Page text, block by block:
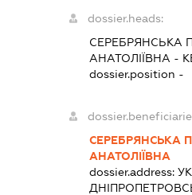
dossier.heads:
СЕРЕБРЯНСЬКА
АНАТОЛІЇВНА -
dossier.position -
СЕРЕБРЯНСЬКА
АНАТОЛІЇВНА
dossier.address: